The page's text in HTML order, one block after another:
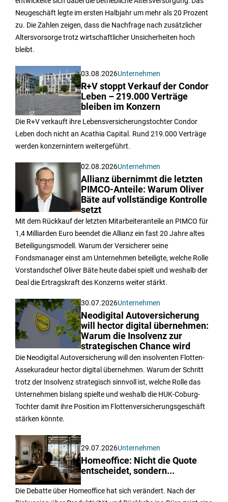
Neugeschäft legte im ersten Halbjahr um mehr als 20 Prozent
zu. Die Zahlen zeigen, dass die Nachfrage nach zusätzlicher
Altersvorsorge trotz wirtschaftlicher Unsicherheiten hoch
bleibt.
03.08.2026Unternehmen
R+V stoppt Verkauf der Condor
Leben – 219.000 Verträge
bleiben im Konzern
Die R+V verkauft ihre Lebensversicherungstochter Condor
Leben doch nicht an Acathia Capital. Rund 219.000 Verträge
werden konzernintern weitergeführt.
02.08.2026Unternehmen
Allianz übernimmt die letzten
PIMCO-Anteile: Warum Oliver
Bäte auf vollständige Kontrolle
setzt
Mit dem Rückkauf der letzten Mitarbeiteranteile an PIMCO für
1,4 Milliarden Euro beendet die Allianz ein fast 20 Jahre altes
Beteiligungsmodell. Warum der Versicherer seine
Fondsmanager einst am Unternehmen beteiligte, welche Rolle
Vorstandschef Oliver Bäte heute dabei spielt und weshalb der
Deal die Ertragskraft des Konzerns weiter stärkt.
30.07.2026Unternehmen
Neodigital Autoversicherung
will hector digital übernehmen:
Warum die Insolvenz zur
strategischen Chance wird
Die Neodigital Autoversicherung will den insolventen Flotten-
Assekuradeur hector digital übernehmen. Warum der Schritt
trotz der Insolvenz strategisch sinnvoll ist, welche Rolle das
Unternehmen bislang spielte und weshalb die HUK-Coburg-
Tochter damit ihre Position im Flottenversicherungsgeschäft
stärken könnte.
29.07.2026Unternehmen
Homeoffice: Nicht die Quote
entscheidet, sondern...
Die Debatte über Homeoffice hat sich verändert. Nach der